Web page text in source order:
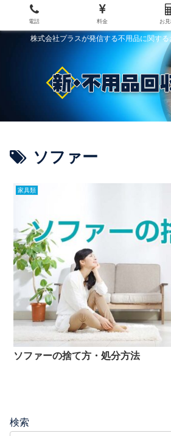
株式会社プラスが発信する不用品に関す
ソファー
家具類
ソファーの捨て方・処分方法
検索
電話 料金 お見